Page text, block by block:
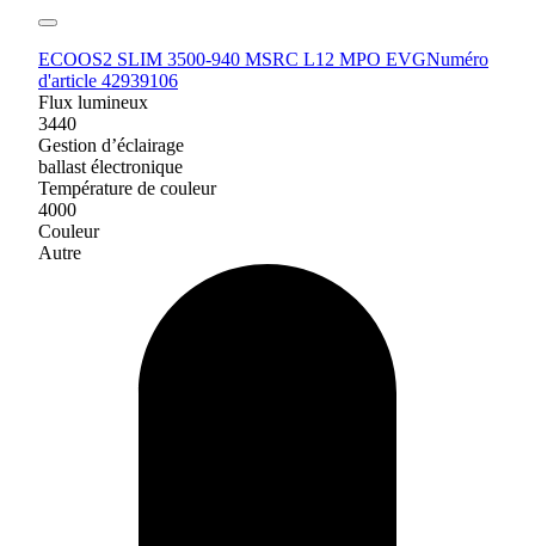
ECOOS2 SLIM 3500-940 MSRC L12 MPO EVGNuméro
d'article 42939106
Flux lumineux
3440
Gestion d’éclairage
ballast électronique
Température de couleur
4000
Couleur
Autre